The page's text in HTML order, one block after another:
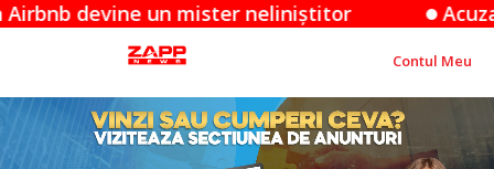
un mister neliniștitor Acuzațiile
Contul Meu